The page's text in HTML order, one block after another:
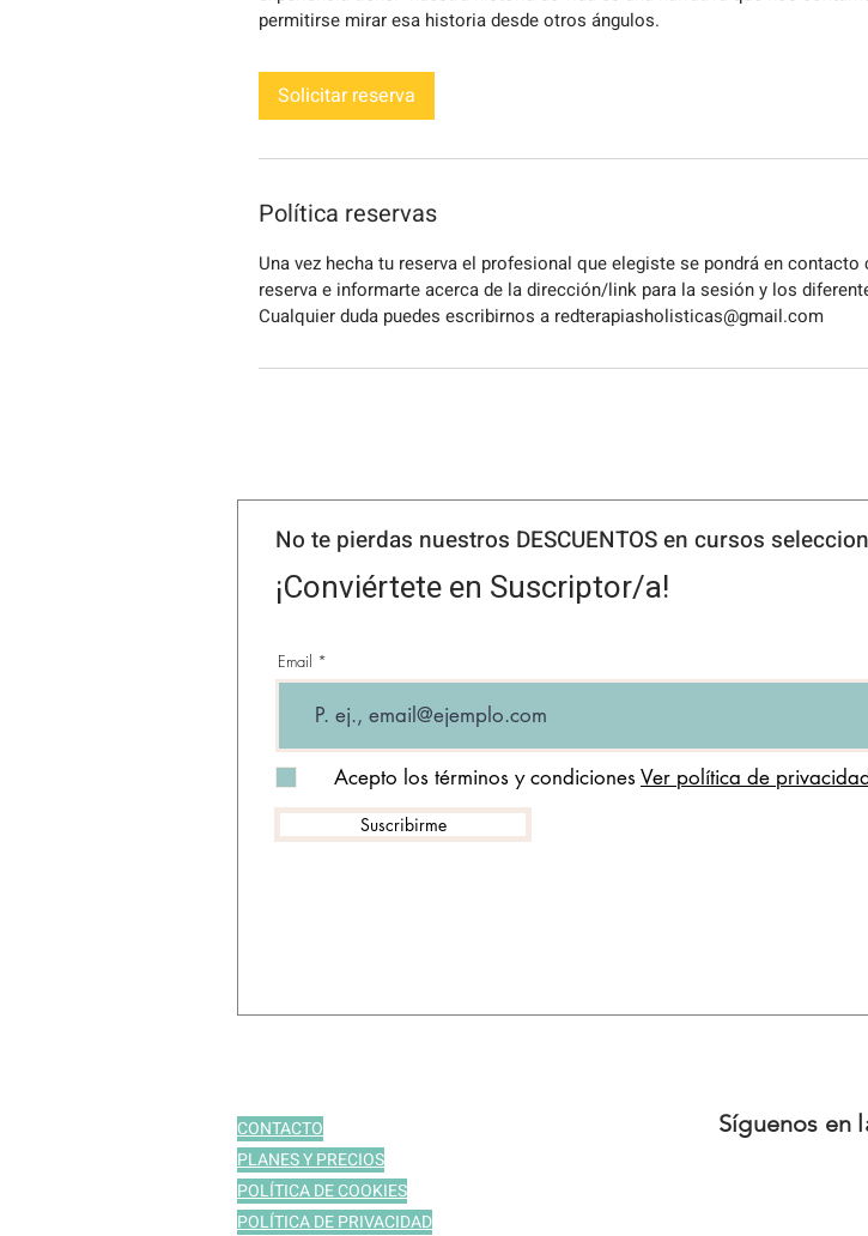
permitirse mirar esa historia desde otros ángulos.
Solicitar reserva
Política reservas
Una vez hecha tu reserva el profesional que elegiste se pondrá en
reserva e informarte acerca de la dirección/link para la sesión y los
Cualquier duda puedes escribirnos a redterapiasholisticas@gmail.com
No te pierdas nuestros DESCUENTOS en cursos
¡Conviértete en Suscriptor/a!
Email
Acepto los términos y condicionesVer política de
Suscribirme
CONTACTO
PLANES Y PRECIOS
POLÍTICA DE COOKIES
POLÍTICA DE PRIVACIDAD
Síguenos en